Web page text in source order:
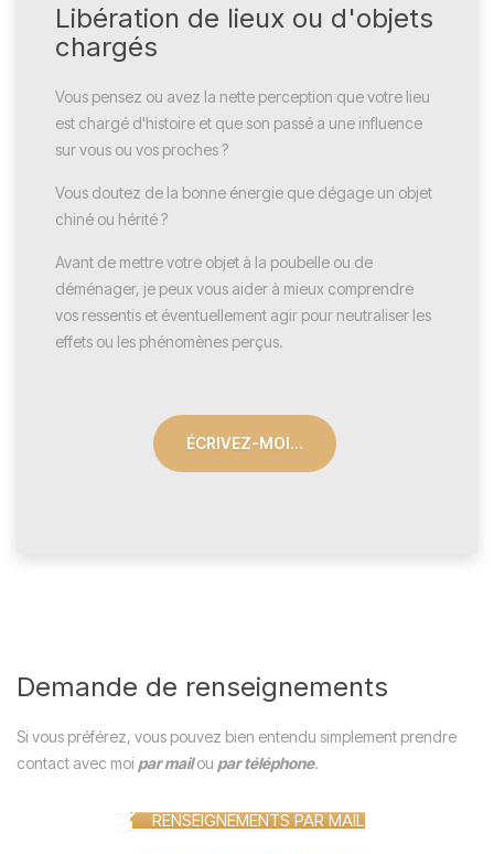
Libération de lieux ou d'objets
chargés
Vous pensez ou avez la nette perception que votre lieu
est chargé d'histoire et que son passé a une influence
sur vous ou vos proches ?
Vous doutez de la bonne énergie que dégage un objet
chiné ou hérité ?
Avant de mettre votre objet à la poubelle ou de
déménager, je peux vous aider à mieux comprendre
vos ressentis et éventuellement agir pour neutraliser les
effets ou les phénomènes perçus.
ÉCRIVEZ-MOI...
Demande de renseignements
Si vous préférez, vous pouvez bien entendu simplement prendre
contact avec moi par mailou par téléphone.
RENSEIGNEMENTS PAR MAIL